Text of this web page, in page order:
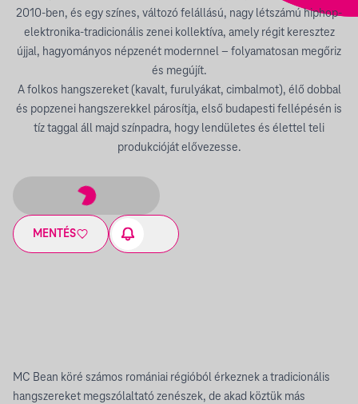
2010-ben, és egy színes, változó felállású, nagy létszámú hiphop-
elektronika-tradicionális zenei kollektíva, amely régit keresztez
újjal, hagyományos népzenét modernnel – folyamatosan megőriz
és megújít.
A folkos hangszereket (kavalt, furulyákat, cimbalmot), élő dobbal
és popzenei hangszerekkel párosítja, első budapesti fellépésén is
tíz taggal áll majd színpadra, hogy lendületes és élettel teli
produkcióját elővezesse.
MENTÉS
MC Bean köré számos romániai régióból érkeznek a tradicionális
hangszereket megszólaltató zenészek, de akad köztük más